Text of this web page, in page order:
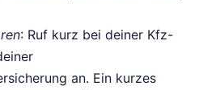
: Ruf kurz bei deiner Kfz-
an. Ein kurzes